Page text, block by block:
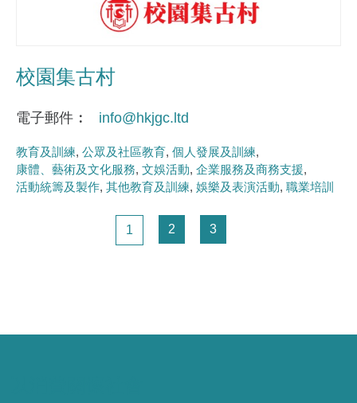
校園集古村
電子郵件 info@hkjgc.ltd
教育及訓練 公眾及社區教育 個人發展及訓練
康體、藝術及文化服務 文娛活動 企業服務及商務支援
活動統籌及製作 其他教育及訓練 娛樂及表演活動 職業培訓
頁面
1 頁面
2 頁面
3